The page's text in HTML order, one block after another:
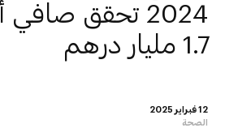
12 فبراير 2025
الصحة
2024 تحقق صافي
1.7 مليار درهم